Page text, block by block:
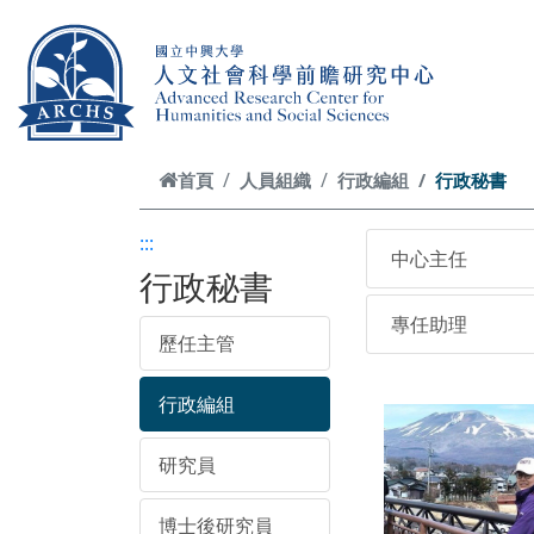
首頁 人員組織 行政編組 行政秘書
:::
行政秘書
歷任主管
行政編組
研究員
博士後研究員
中心主任
專任助理